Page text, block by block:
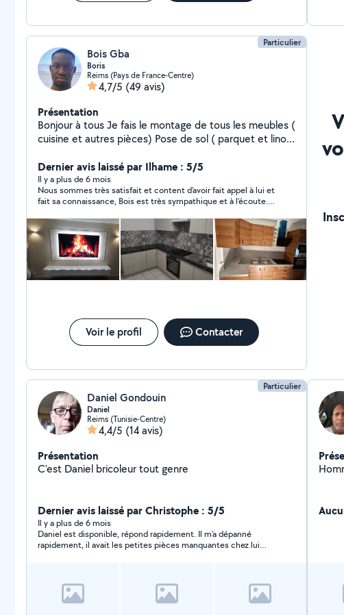
Particulier
Bois Gba
Boris
Reims (Pays de France-Centre)
4,7/5 (49 avis)
Présentation
Bonjour à tous Je fais le montage de tous les meubles (
cuisine et autres pièces) Pose de sol ( parquet et lino)
sanitaires Détartrage sanitaire Et tout autre bricolage
Dernier avis laissé par Ilhame : 5/5
Il y a plus de 6 mois
Nous sommes très satisfait et content d'avoir fait appel à lui et
fait sa connaissance, Bois est très sympathique et à l'écoute.
Voir le profil Contacter
Particulier
Daniel Gondouin
Daniel
Reims (Tunisie-Centre)
4,4/5 (14 avis)
Présentation
C'est Daniel bricoleur tout genre
Dernier avis laissé par Christophe : 5/5
Il y a plus de 6 mois
Daniel est disponible, répond rapidement. Il m'a dépanné
rapidement, il avait les petites pièces manquantes chez lui